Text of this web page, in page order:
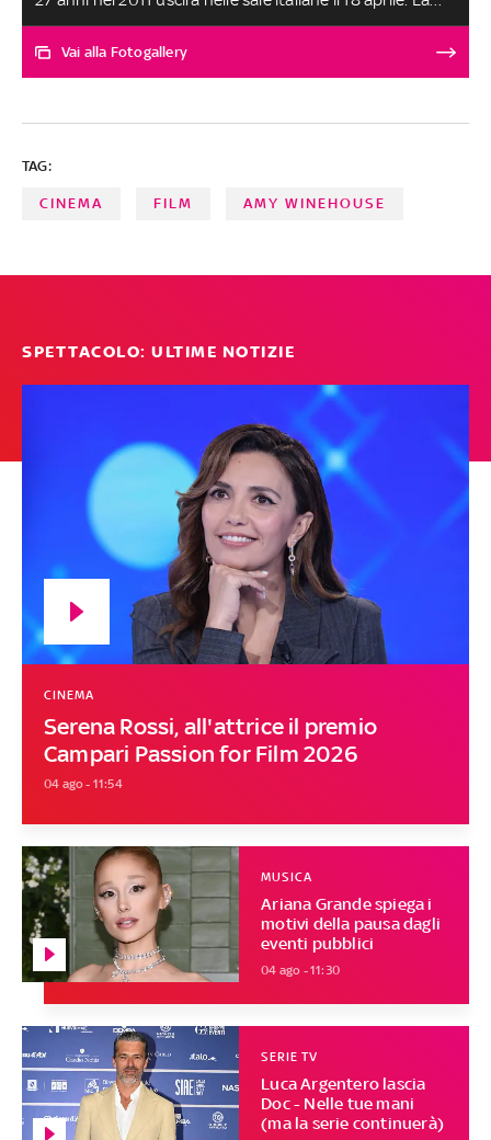
colonna sonora, che include anche un inedito di Nick
Cave ('Song for Amy') sarà disponibile già a partire dal 12
Vai alla Fotogallery
TAG:
CINEMA FILM AMY WINEHOUSE
SPETTACOLO: ULTIME NOTIZIE
Serena Rossi, all'attrice il premio
Campari Passion for Film 2026
CINEMA
04 ago - 11:54
Ariana Grande spiega i
motivi della pausa dagli
eventi pubblici
MUSICA
04 ago - 11:30
Luca Argentero lascia
Doc - Nelle tue mani
(ma la serie continuerà)
SERIE TV